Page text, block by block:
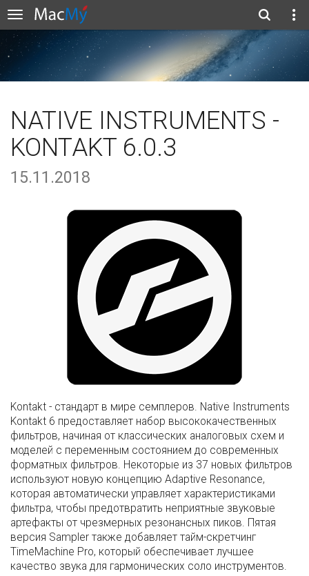
NATIVE INSTRUMENTS -
KONTAKT 6.0.3
15.11.2018
Kontakt - стандарт в мире семплеров. Native Instruments
Kontakt 6 предоставляет набор высококачественных
фильтров, начиная от классических аналоговых схем и
моделей с переменным состоянием до современных
форматных фильтров. Некоторые из 37 новых фильтров
используют новую концепцию Adaptive Resonance,
которая автоматически управляет характеристиками
фильтра, чтобы предотвратить неприятные звуковые
артефакты от чрезмерных резонансных пиков. Пятая
версия Sampler также добавляет тайм-скретчинг
TimeMachine Pro, который обеспечивает лучшее
качество звука для гармонических соло инструментов.